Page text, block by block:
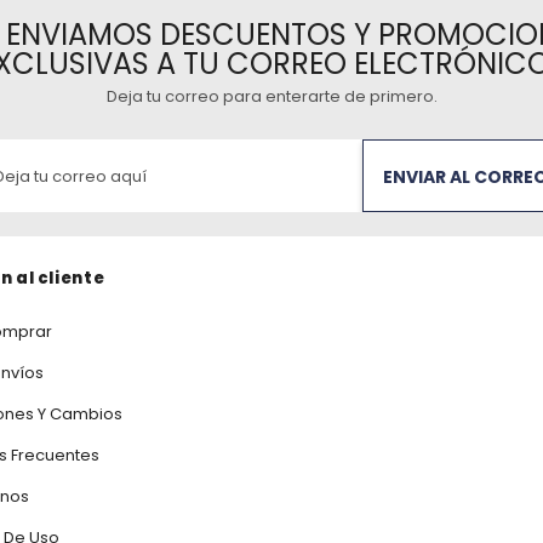
ENVIAMOS DESCUENTOS Y
A TU CORREO
Deja tu correo para enterarte de primero.
ENVIAR AL
al cliente
Y Cambios
Frecuentes
Uso